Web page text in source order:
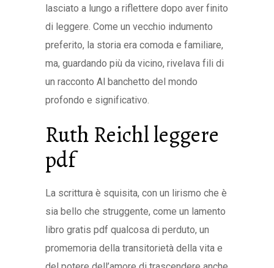
lasciato a lungo a riflettere dopo aver finito
di leggere. Come un vecchio indumento
preferito, la storia era comoda e familiare,
ma, guardando più da vicino, rivelava fili di
un racconto Al banchetto del mondo
profondo e significativo.
Ruth Reichl leggere
pdf
La scrittura è squisita, con un lirismo che è
sia bello che struggente, come un lamento
libro gratis pdf qualcosa di perduto, un
promemoria della transitorietà della vita e